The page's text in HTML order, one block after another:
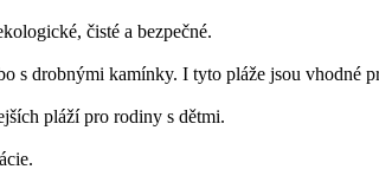
čisté a bezpečné.
s drobnými kamínky. I tyto pláže jsou vhodné
pláží pro rodiny s dětmi.